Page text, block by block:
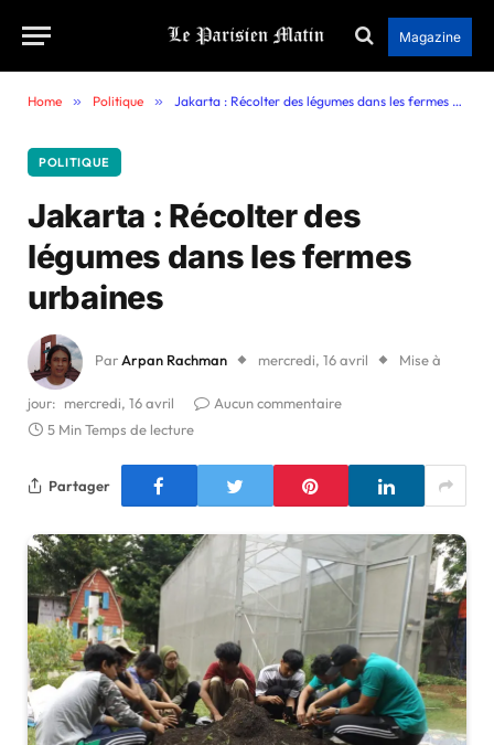
Magazine
Home » Politique » Jakarta : Récolter des légumes dans les fermes urbaines
POLITIQUE
Jakarta : Récolter des
légumes dans les fermes
urbaines
Par Arpan Rachman mercredi, 16 avril Mise à
jour: mercredi, 16 avril
Aucun commentaire
5 Min Temps de lecture
Partager